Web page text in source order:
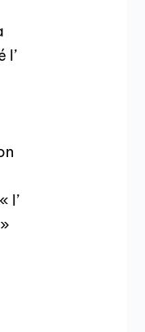
l’
l’